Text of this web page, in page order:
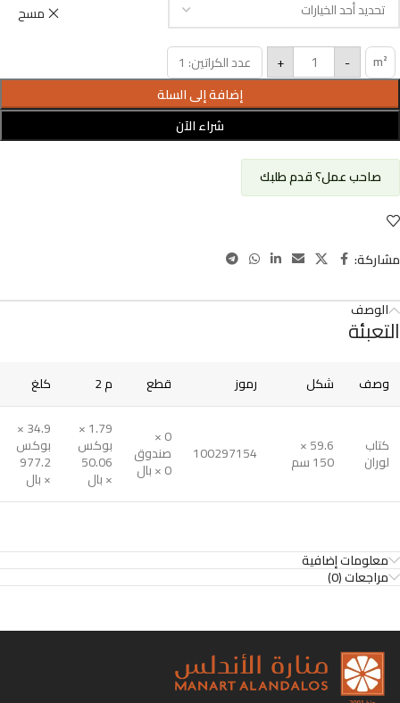
مسح
m²
-
+
عدد الكراتين: 1
إضافة إلى السلة
شراء الآن
صاحب عمل؟ قدم طلبك
مشاركة:
الوصف
التعبئة
وصف شكل رموز قطع م 2 كلغ
كتاب
لوران
59.6 ×
150 سم 100297154
0 ×
صندوق
0 × بال
1.79 ×
بوكس
50.06
× بال
34.9 ×
بوكس
977.2
× بال
معلومات إضافية
مراجعات (0)